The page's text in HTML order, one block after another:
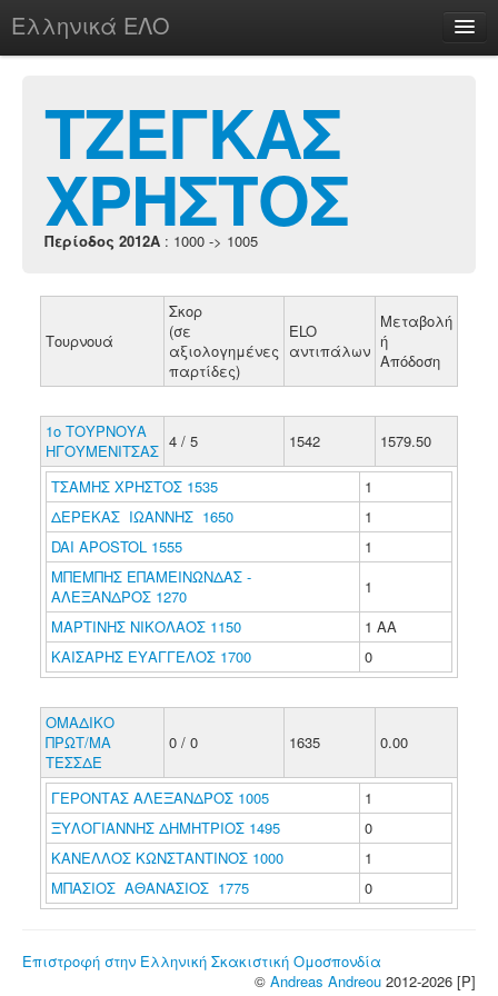
Ελληνικά ΕΛΟ
chesstu.be @ discord
Login
ΤΖΕΓΚΑΣ
ΧΡΗΣΤΟΣ
Περίοδος 2012A : 1000 -> 1005
Τουρνουά
Σκορ
(σε
αξιολογημένες
παρτίδες)
ELO
αντιπάλων
Μεταβολή
ή
Απόδοση
1ο ΤΟΥΡΝΟΥΑ
ΗΓΟΥΜΕΝΙΤΣΑΣ 4 / 5 1542 1579.50
ΤΣΑΜΗΣ ΧΡΗΣΤΟΣ 1535
1
ΔΕΡΕΚΑΣ ΙΩΑΝΝΗΣ 1650
1
DAI APOSTOL 1555
1
ΜΠΕΜΠΗΣ ΕΠΑΜΕΙΝΩΝΔΑΣ -
ΑΛΕΞΑΝΔΡΟΣ 1270
1
ΜΑΡΤΙΝΗΣ ΝΙΚΟΛΑΟΣ 1150
1 ΑΑ
ΚΑΙΣΑΡΗΣ ΕΥΑΓΓΕΛΟΣ 1700
0
ΟΜΑΔΙΚΟ
ΠΡΩΤ/ΜΑ
ΤΕΣΣΔΕ
0 / 0 1635 0.00
ΓΕΡΟΝΤΑΣ ΑΛΕΞΑΝΔΡΟΣ 1005
1
ΞΥΛΟΓΙΑΝΝΗΣ ΔΗΜΗΤΡΙΟΣ 1495
0
ΚΑΝΕΛΛΟΣ ΚΩΝΣΤΑΝΤΙΝΟΣ 1000
1
ΜΠΑΣΙΟΣ ΑΘΑΝΑΣΙΟΣ 1775
0
Επιστροφή στην Ελληνική Σκακιστική Ομοσπονδία
© Andreas Andreou 2012-2026 [P]